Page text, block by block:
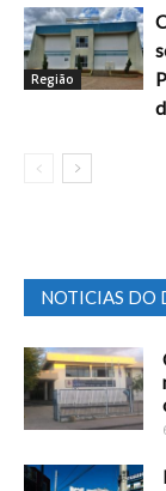
Região
NOTICIAS DO